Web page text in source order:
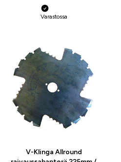
Varastossa
V-Klinga Allround